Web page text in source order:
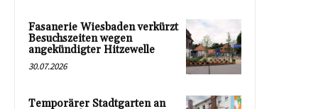
Fasanerie Wiesbaden verkürzt
Besuchszeiten wegen
angekündigter Hitzewelle
30.07.2026
Temporärer Stadtgarten an